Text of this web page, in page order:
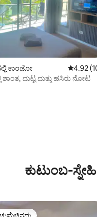
133 ವಿಮರ್ಶೆಗಳು
ಕಾಂಡೋ 5 ರಲ್ಲಿ
4.92
ಮಟ್ಟ ಮತ್ತು ಹಸಿರು ನೋಟ
ಕುಟುಂಬ-